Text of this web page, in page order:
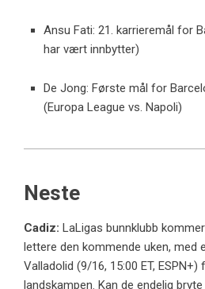
Ansu Fati: 21. karrieremål for
har vært innbytter)
De Jong: Første mål for
(Europa League vs. Napoli)
Neste
Cadiz: LaLigas bunnklubb
lettere den kommende uken, med
Valladolid (9/16, 15:00 ET,
landskampen. Kan de endelig